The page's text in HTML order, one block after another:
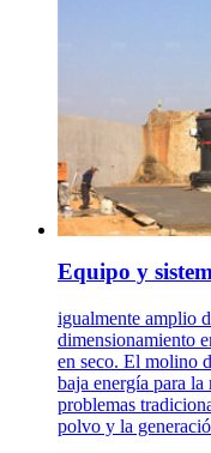
Equipo y
igualmente amplio
dimensionamiento
en seco. El molino
baja energía para
problemas
polvo y la